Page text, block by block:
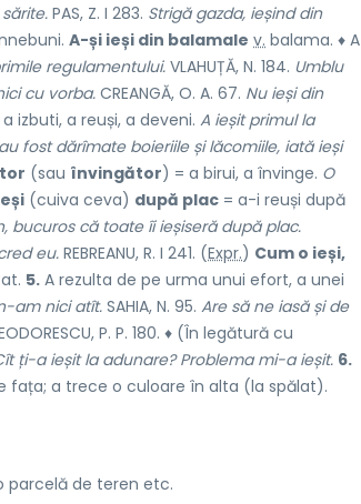
PAS, Z. I 283. Strigă gazda, ieșind din
A-și ieși din balamale v. balama. ♦ A
regulamentului. VLAHUȚĂ, N. 184. Umblu
cu vorba. CREANGĂ, O. A. 67. Nu ieși din
izbuti, a reuși, a deveni. A ieșit primul la
fost dărîmate boieriile și lăcomiile, iată ieși
(sau învingător) = a birui, a învinge. O
(cuiva ceva) după plac = a-i reuși după
bucuros că toate îi ieșiseră după plac.
eu. REBREANU, R. I 241. (Expr.) Cum o ieși,
5. A rezulta de pe urma unui efort, a unei
am nici atît. SAHIA, N. 95. Are să ne iasă și de
P. P. 180. ♦ (În legătură cu
ți-a ieșit la adunare? Problema mi-a ieșit. 6.
fața; a trece o culoare în alta (la spălat).
parcelă de teren etc.